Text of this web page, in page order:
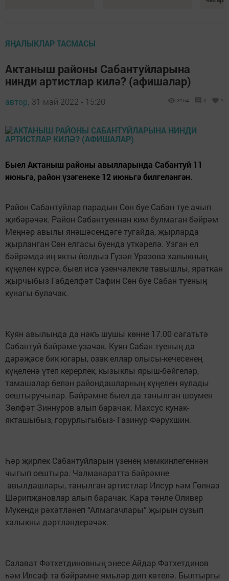
ЯҢАЛЫКЛАР ТАСМАСЫ
Актаныш районы Сабантуйларына
нинди артистлар килә? (афишалар)
автор, 31 май 2022 - 15:20 3164 0 1
Быел Актаныш районы авылларында Сабантуй 11
июньгә, район үзәгенеке 12 июньгә билгеләнгән.
Район Сабантуйлар парадын Сөн буе Сабан туе ачып
җибәрәчәк. Район Сабантуеннан ким булмаган бәйрәм
Меңнәр авылы янәшәсендәге тугайда, җырларда
җырланган Сөн елгасы буенда үткәрелә. Узган ел
бәйрәмдә иң якты йолдыз Гүзәл Уразова халыкның
күңелен күрсә, быел исә үзенчәлекле тавышлы, яраткан
җырчыбыз Габделфәт Сафин Сөн буе Сабан туеның
кунагы булачак.
Куян авылында да нәкъ шушы көнне 17.00 сәгатьтә
Сабантуй бәйрәме узачак. Куян Сабан туеның да
дәрәҗәсе бик югары, озак еллар олысы-кечесенең
күңеленә үтеп керерлек, кызыклы ярыш-бәйгеләр,
тамашалар белән райондашларның күңелен яулады
оештыручылар. Бәйрәмне быел да танылган шоумен
Зөлфәт Зиннуров алып барачак. Махсус кунак-
якташыбыз, горурлыгыбыз- Газинур Фәрухшин.
Һәр җирлек Сабантуйларын үзенең мөмкинлегеннән
чыгып оештыра. Чалманаратта бәйрәмне
авылдашлары, танылган артистлар Илсур һәм Гөлназ
Шәрипҗановлар алып барачак. Кара тәнле Оливер
Мукенди рәхәтләнеп “Алмагачлары” җырын сузып
халыкны дәртләндерәчәк.
Салават Фәтхетдиновның энесе Айдар Фәтхетдинов
һәм Илсаф та бәйрәмне ямьләр дип көтелә. Былтыргы